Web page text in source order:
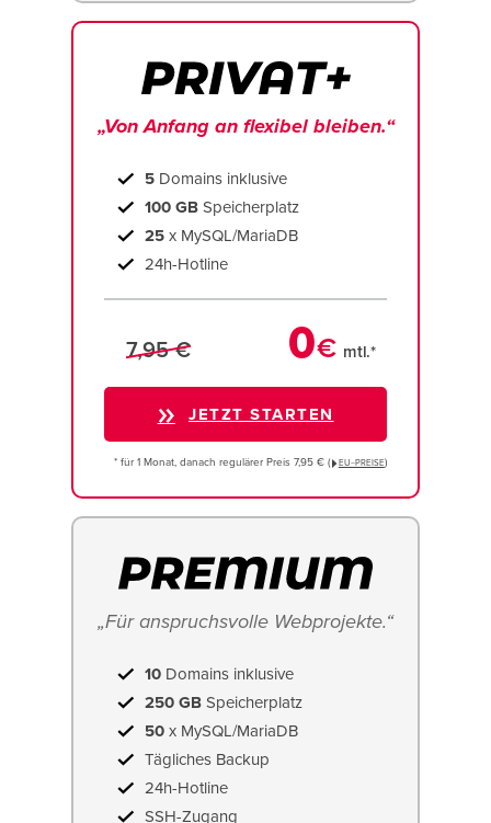
„Von Anfang an flexibel bleiben.“
5 Domains inklusive
100 GB Speicherplatz
25 x MySQL/MariaDB
24h-Hotline
7,95 € 0€ mtl.*
JETZT STARTEN
* für 1 Monat, danach regulärer Preis 7,95 € ( EU−PREISE)
„Für anspruchsvolle Webprojekte.“
10 Domains inklusive
250 GB Speicherplatz
50 x MySQL/MariaDB
Tägliches Backup
24h-Hotline
SSH-Zugang